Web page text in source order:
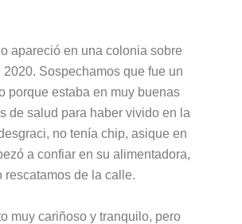
apareció en una colonia sobre
2020. Sospechamos que fue un
porque estaba en muy buenas
de salud para haber vivido en la
no tenía chip, asique en
a confiar en su alimentadora,
rescatamos de la calle.
muy cariñoso y tranquilo, pero